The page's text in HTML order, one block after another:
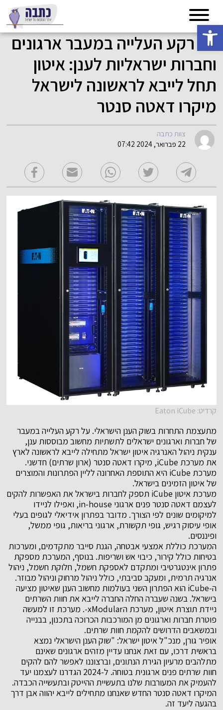
פתח סרגל נגישות
על רקע העלייה במעבר ארגונים
וחברות ישראליות לענן: איטון
תחל לייבא לראשונה לישראל
מיקרו דאטה סנטר
צוות כתבה
22 פברואר, 2024 07:42
קרדיט: Eaton iCube
מתעצמת התחרות בשוק הענן הישראלי. על רקע העלייה במעבר
של חברות וארגונים ישראלים לתשתיות מחשוב מבוססות ענן,
ענקית ניהול האנרגיה איטון ישראל מתחילה לייבא לראשונה לארץ
את מערכת iCube, מיקרו דאטה סנטר (ארון שרתים) חדשני.
מערכת iCube היא התוספת האחרונה לליין הפתרונות והמוצרים
של איטון הזמינים בישראל.
מערכת איטון iCube תספק לחברות בישראל את האפשרות להקים
לעצמם דאטה סנטר פנים ארגוני in-house, ואפילו לניידו
למיקומים שונים לפי הצורך. מדובר בפתרון אידיאלי לגופים בעלי
אופי עיסוק רגיש, גופי תקשורת, ארגוני בריאות, גופי ממשל,
ופיננסים.
המערכת כוללת אמצעי אבטחה, הגנת סייבר מתקדמים, ומערכות
בטיחות כולל קירור, כיבוי אש ושריפות. בנוסף, המערכת מספקת
פתרון אינטגרטיבי ומתקדם לאספקת חשמל, חלוקת חשמל, ניהול
אנרגיה תרמית, ומעקב סביבתי, כולל ניהול מרחוק וניהול מבוזר.
ה-iCube הוא הפתרון השני בעולמות מחשוב הענן שאיטון מציעה
בישראל. בשנה שעברה החלה החברה לייבא את חוות השרתים
ניידת תוצרת איטון, מערכת הxModular-. מערכת זו למעשה
פוטרת חברות וארגונים מן המורכבות הכרוכה בתכנון, בבנייה
ובמשאבים הדרושים להקמת חוות שרתים.
אופיר גורן, מנכ"ל איטון ישראל: "שוק הענן הישראלי נמצא
בראשית דרכו, עם זאת אנחנו עדיין מזהים ארגונים שאינם
מתלהבים מרעיון הגירת הנתונים, וברצוננו לאפשר להם להקים
חוות שרתים פנים ארגונית בטוחה. ל-2024 הגדרנו לעצמנו יעד
להעמיק את המעורבות שלנו בתעשיית ההייטק ובתעשייה הכבדה.
המיקרו דאטה סנטר החדש שאנחנו מתחילים לייבא יהווה אבן דרך
בהגעה ליעד זה.